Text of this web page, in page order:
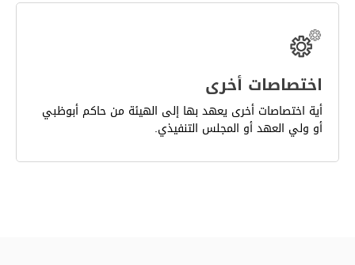
اختصاصات أخرى
أية اختصاصات أخرى يعهد بها إلى الهيئة من حاكم أبوظبي
أو ولي العهد أو المجلس التنفيذي.